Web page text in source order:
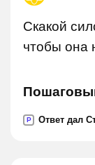
Скакой
чтобы она
P Ответ дал